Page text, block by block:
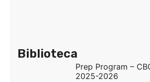
Biblioteca
Prep Program –
2025-2026